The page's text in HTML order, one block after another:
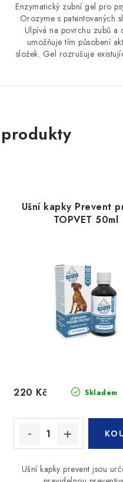
Enzymatický zubní gel pro
Orozyme s patentovaných
Ulpívá na povrchu zubů a
umožňuje tím působení
složek. Gel rozrušuje
Ušní kapky Prevent
TOPVET 50ml
Skladem
220 Kč
Ušní kapky prevent jsou